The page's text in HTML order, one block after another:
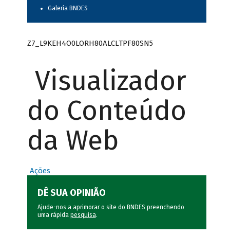
Galeria BNDES
Z7_L9KEH4O0LORH80ALCLTPF80SN5
Visualizador
do Conteúdo
da Web
Ações
DÊ SUA OPINIÃO
Ajude-nos a aprimorar o site do BNDES preenchendo
uma rápida pesquisa.